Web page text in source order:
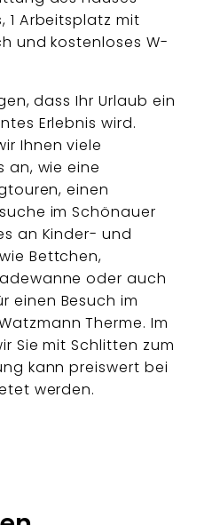
1 Arbeitsplatz mit
und kostenloses W-
dass Ihr Urlaub ein
Erlebnis wird.
Ihnen viele
an, wie eine
einen
im Schönauer
an Kinder- und
Bettchen,
oder auch
einen Besuch im
Therme. Im
Sie mit Schlitten zum
kann preiswert bei
werden.